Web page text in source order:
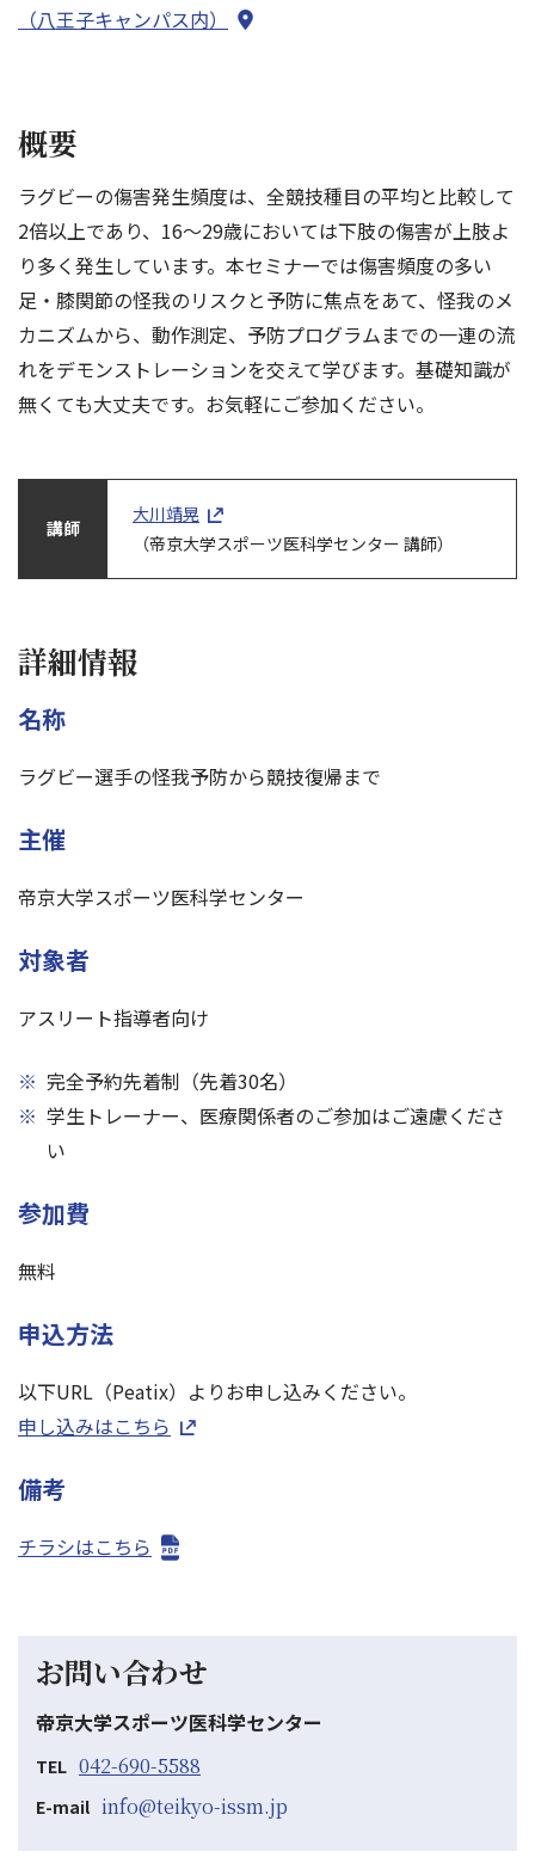
（八王子キャンパス内）
概要
ラグビーの傷害発生頻度は、全競技種目の平均と比較して
2倍以上であり、16～29歳においては下肢の傷害が上肢よ
り多く発生しています。本セミナーでは傷害頻度の多い
足・膝関節の怪我のリスクと予防に焦点をあて、怪我のメ
カニズムから、動作測定、予防プログラムまでの一連の流
れをデモンストレーションを交えて学びます。基礎知識が
無くても大丈夫です。お気軽にご参加ください。
講師
大川靖晃
（帝京大学スポーツ医科学センター 講師）
詳細情報
名称
ラグビー選手の怪我予防から競技復帰まで
主催
帝京大学スポーツ医科学センター
対象者
アスリート指導者向け
※ 完全予約先着制（先着30名）
※ 学生トレーナー、医療関係者のご参加はご遠慮くださ
い
参加費
無料
申込方法
以下URL（Peatix）よりお申し込みください。
申し込みはこちら
備考
チラシはこちら
お問い合わせ
帝京大学スポーツ医科学センター
TEL 042-690-5588
E-mail info@teikyo-issm.jp